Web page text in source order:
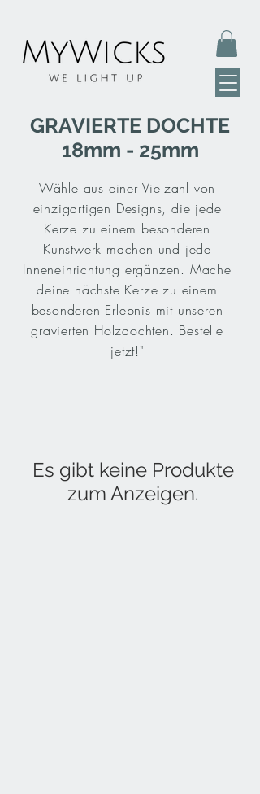
GRAVIERTE DOCHTE
18mm - 25mm
Wähle aus einer Vielzahl von
einzigartigen Designs, die jede
Kerze zu einem besonderen
Kunstwerk machen und jede
Inneneinrichtung ergänzen. Mache
deine nächste Kerze zu einem
besonderen Erlebnis mit unseren
gravierten Holzdochten. Bestelle
jetzt!"
Es gibt keine Produkte
zum Anzeigen.